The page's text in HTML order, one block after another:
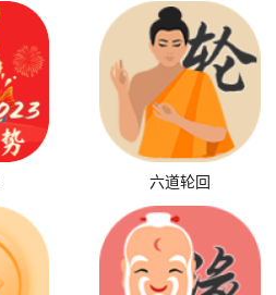
六道轮回